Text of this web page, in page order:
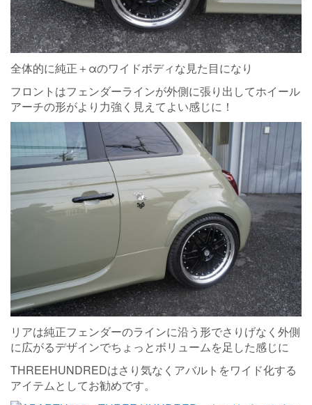
全体的に純正＋αのワイドボディな見た目になり
フロントはフェンダーラインが外側に張り出してホイール
アーチの形がより力強く見えてよい感じに！
リアは純正フェンダーのラインに沿う形でさりげなく外側
に広がるデザインでちょっとボリュームを足した感じに
THREEHUNDREDはさり気なくアバルトをワイド化する
アイテムとしてお勧めです。